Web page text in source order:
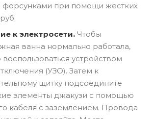
форсунками при помощи жестких
к электросети. Чтобы
ванна нормально работала,
устройством
(УЗО). Затем к
щитку подсоедините
элементы джакузи с помощью
кабеля с заземлением. Провода